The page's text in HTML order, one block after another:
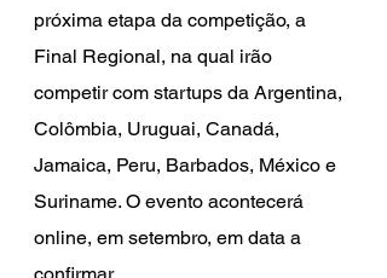
próxima etapa da competição, a
Final Regional, na qual irão
competir com startups da Argentina,
Colômbia, Uruguai, Canadá,
Jamaica, Peru, Barbados, México e
Suriname. O evento acontecerá
online, em setembro, em data a